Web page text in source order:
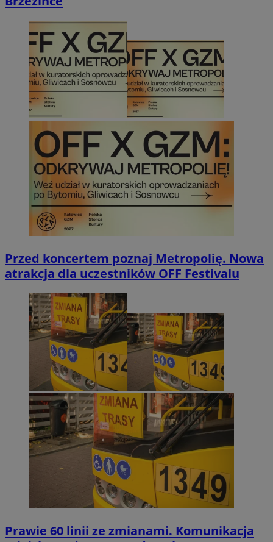
Przed koncertem poznaj Metropolię. Nowa
atrakcja dla uczestników OFF Festivalu
Prawie 60 linii ze zmianami. Komunikacja